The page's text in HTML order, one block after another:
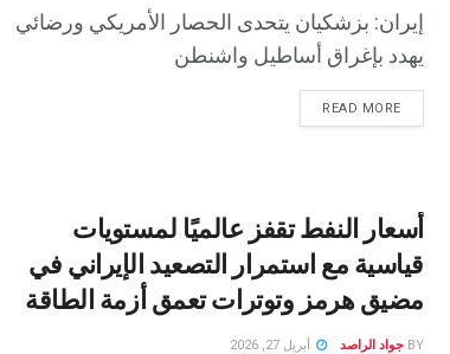
إيران: بزشكيان يتحدى الحصار الأمريكي ورضائي
يهدد بإغراق أساطيل واشنطن
READ MORE
أسعار النفط تقفز عالميًا لمستويات
قياسية مع استمرار التصعيد الإيراني في
مضيق هرمز وتوترات تعمق أزمة الطاقة
BY جواد الراصد أبريل 27, 2026